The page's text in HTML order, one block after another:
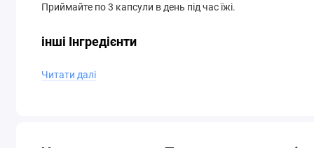
Приймайте по 3 капсули в день під час їжі.
інші Інгредієнти
Целюлоза мікрокристалічна, гіпромелоза (целюлозний
Читати далі